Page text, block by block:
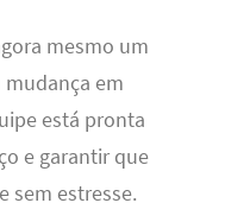
mesmo um
em
está pronta
e garantir que
sem estresse.